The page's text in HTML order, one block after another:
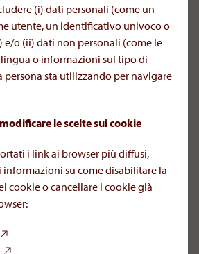
.com
reazioni avverse ai farmaci:
com
.com
Orphan Pharmaceuticals Italy
number: IT10564160967
Forti 1, 56121 Pisa
(i) dati personali (come un
utente, un identificativo univoco o
e/o (ii) dati non personali (come le
o informazioni sul tipo di
persona sta utilizzando per navigare
le scelte sui cookie
i link ai browser più diffusi,
su come disabilitare la
cookie o cancellare i cookie già